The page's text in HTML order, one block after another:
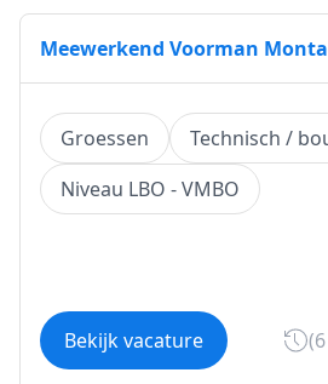
Meewerkend Voorman
Groessen
Technisch /
Niveau LBO - VMBO
Bekijk vacature